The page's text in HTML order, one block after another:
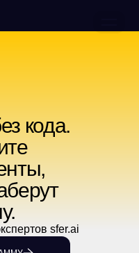
кода.
sfer.ai